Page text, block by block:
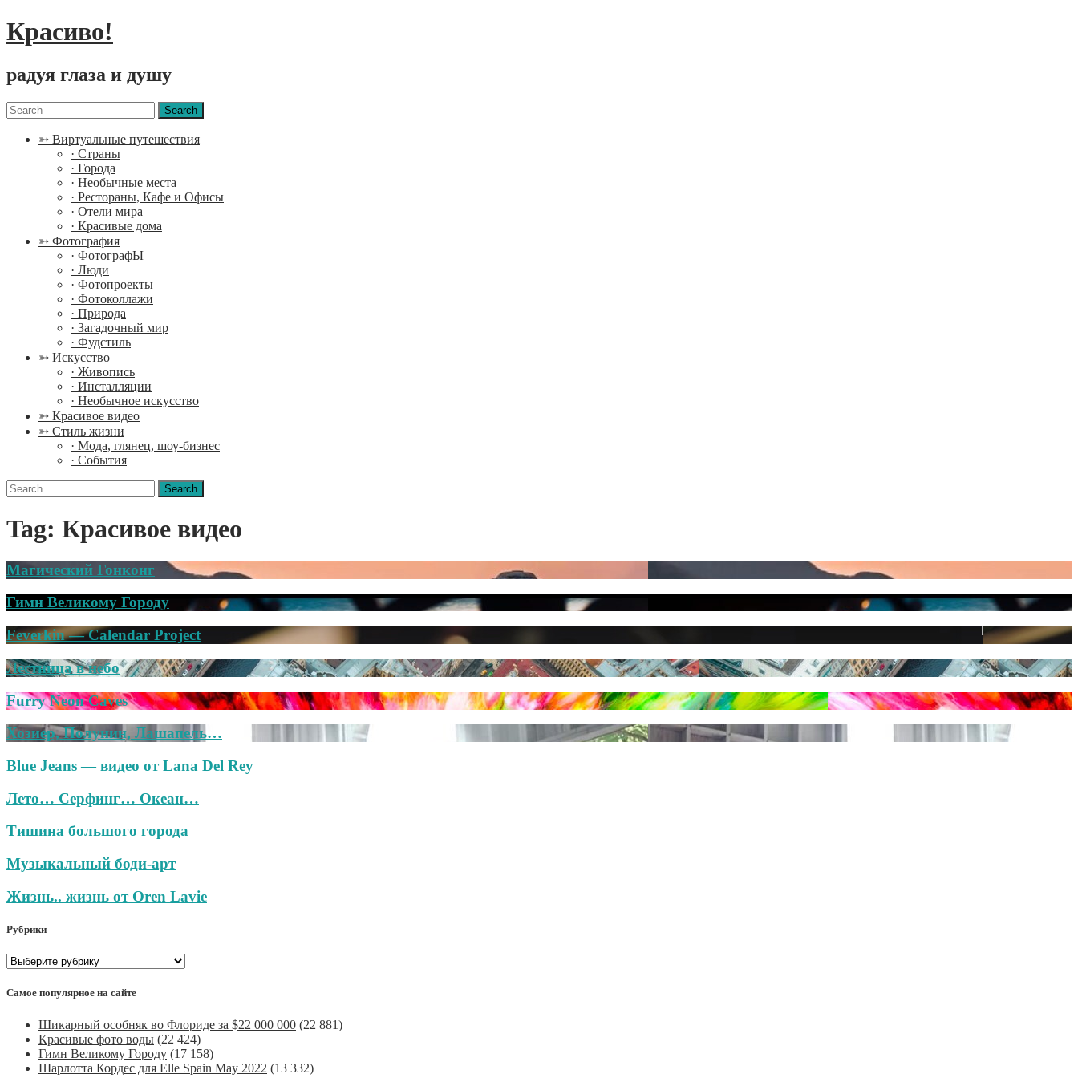
Красиво!
радуя глаза и душу
Menu
Search
for:
➳ Виртуальные путешествия
· Страны
· Города
· Необычные места
· Рестораны, Кафе и Офисы
· Отели мира
· Красивые дома
➳ Фотография
· ФотографЫ
· Люди
· Фотопроекты
· Фотоколлажи
· Природа
· Загадочный мир
· Фудстиль
➳ Искусство
· Живопись
· Инсталляции
· Необычное искусство
➳ Красивое видео
➳ Стиль жизни
· Мода, глянец, шоу-бизнес
· События
Search
for:
Tag: Красивое видео
Магический Гонконг
Гимн Великому Городу
Feverkin — Calendar Project
Лестница в небо
Furry Neon Caves
Хозиер, Полунин, Лашапель…
Blue Jeans — видео от Lana Del Rey
Лето… Серфинг… Океан…
Тишина большого города
Музыкальный боди-арт
Жизнь.. жизнь от Oren Lavie
Рубрики
Рубрики
Самое популярное на сайте
Шикарный особняк во Флориде за $22 000 000 (22 881)
Красивые фото воды (22 424)
Гимн Великому Городу (17 158)
Шарлотта Кордес для Elle Spain May 2022 (13 332)